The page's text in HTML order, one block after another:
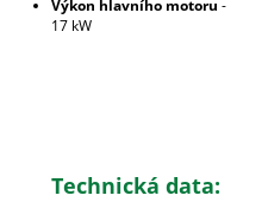
Výkon hlavního motoru -
17 kW
Technická data: